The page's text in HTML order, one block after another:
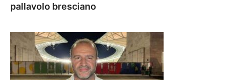
pallavolo bresciano